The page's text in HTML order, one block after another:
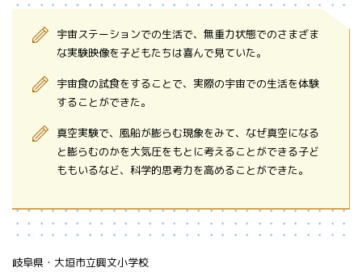
宇宙ステーションでの生活で、無重力状態でのさまざま
な実験映像を子どもたちは喜んで見ていた。
宇宙食の試食をすることで、実際の宇宙での生活を体験
することができた。
真空実験で、風船が膨らむ現象をみて、なぜ真空になる
と膨らむのかを大気圧をもとに考えることができる子ど
ももいるなど、科学的思考力を高めることができた。
岐阜県・大垣市立興文小学校